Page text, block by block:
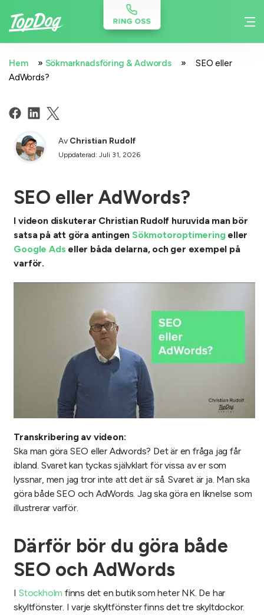
Hem » Sökmarknadsföring & Adwords »
SEO eller
AdWords?
Av Christian Rudolf
Uppdaterad: Juli 31, 2026
SEO eller AdWords?
I videon diskuterar Christian Rudolf huruvida man bör
satsa på att göra antingen Sökmotoroptimeringeller
Google Ads eller båda delarna, och ger exempel på
varför.
Transkribering av videon:
Ska man göra SEO eller Adwords? Det är en fråga jag får
ibland. Svaret kan tyckas självklart för vissa av er som
lyssnar, men jag tror inte att det är så. Svaret är ja. Man ska
göra både SEO och AdWords. Jag ska göra en liknelse som
illustrerar varför.
Därför bör du göra både
SEO och AdWords
I Stockholm finns det en butik som heter NK. De har
skyltfönster. I varje skyltfönster finns det tre skyltdockor.